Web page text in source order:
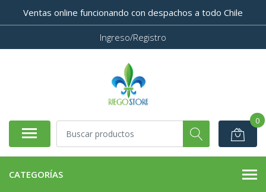
Ventas online funcionando con despachos a todo Chile
Ingreso/Registro
0
CATEGORÍAS